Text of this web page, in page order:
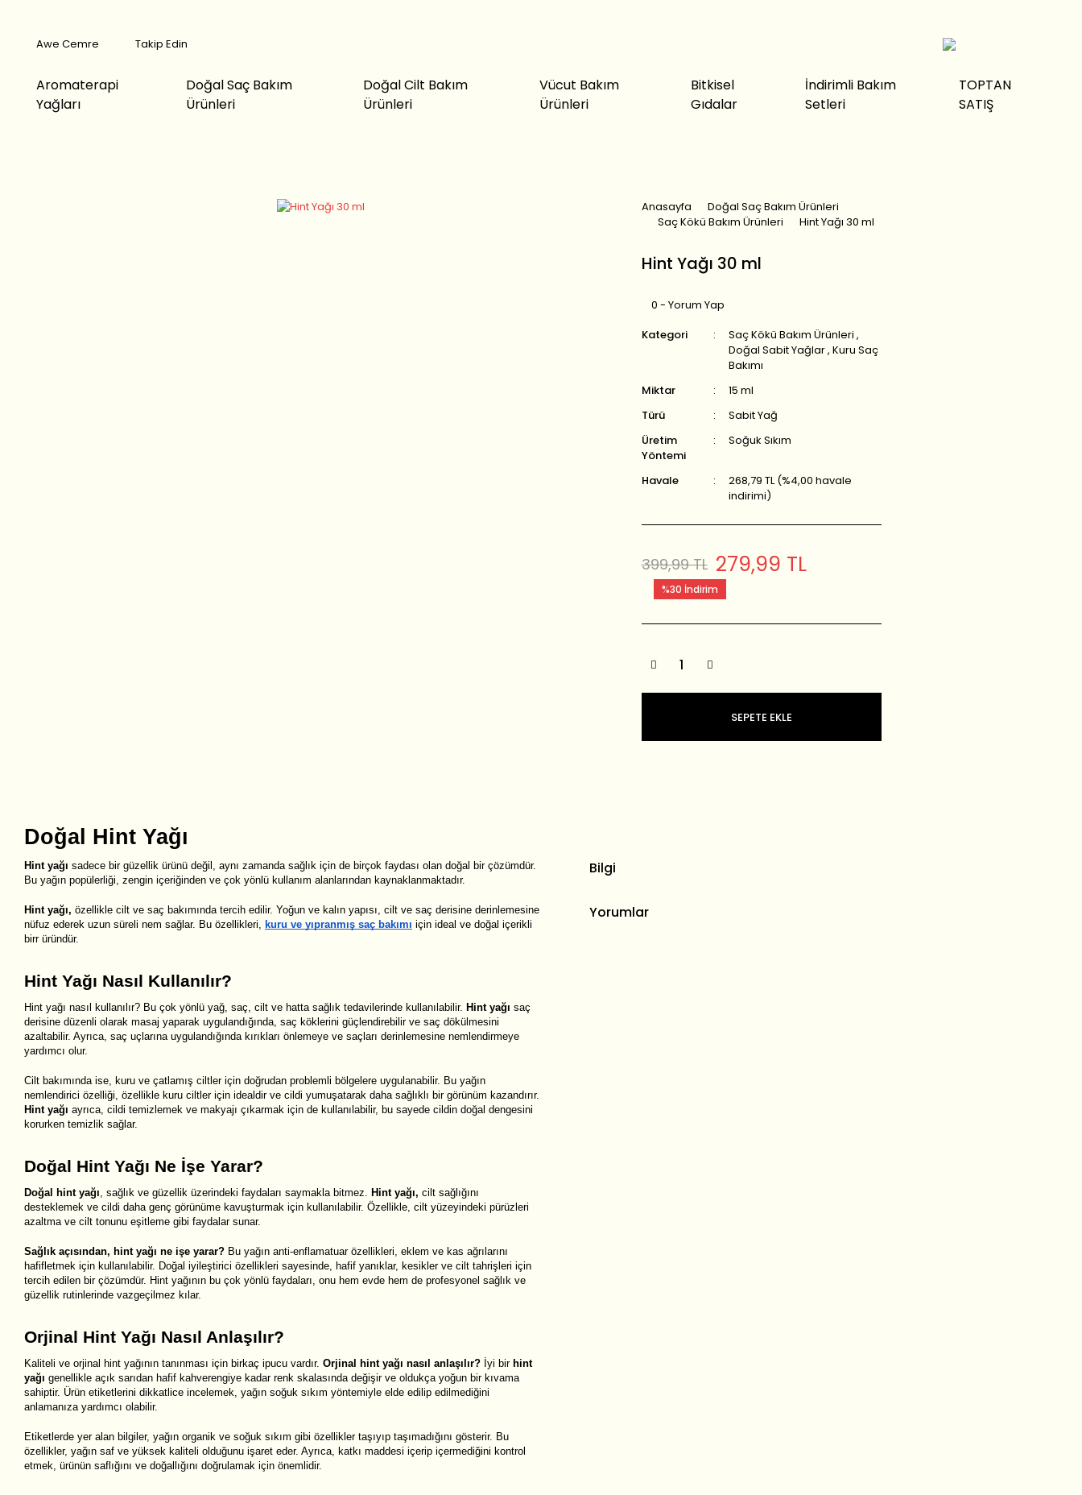
Awe Cemre Takip Edin
Aromaterapi
Yağları
Doğal Saç Bakım
Ürünleri
Doğal Cilt Bakım
Ürünleri
Vücut Bakım
Ürünleri
Bitkisel
Gıdalar
İndirimli Bakım
Setleri
TOPTAN
SATIŞ
Anasayfa
Doğal Saç Bakım Ürünleri
Saç Kökü Bakım Ürünleri
Hint Yağı 30 ml
Hint Yağı 30 ml
0 - Yorum Yap
Kategori
Saç Kökü Bakım Ürünleri ,
Doğal Sabit Yağlar,Kuru Saç
Bakımı
Miktar
15 ml
Türü
Sabit Yağ
Üretim
Yöntemi
Soğuk Sıkım
Havale
268,79 TL (%4,00 havale
indirimi)
399,99 TL 279,99 TL
%30 İndirim
SEPETE EKLE
Doğal Hint Yağı
Hint yağı sadece bir güzellik ürünü değil, aynı zamanda sağlık için de birçok faydası olan doğal bir çözümdür.
Bu yağın popülerliği, zengin içeriğinden ve çok yönlü kullanım alanlarından kaynaklanmaktadır.
Hint yağı, özellikle cilt ve saç bakımında tercih edilir. Yoğun ve kalın yapısı, cilt ve saç derisine derinlemesine
nüfuz ederek uzun süreli nem sağlar. Bu özellikleri,
kuru ve yıpranmış saç bakımı için ideal ve doğal içerikli
birr üründür.
Hint Yağı Nasıl Kullanılır?
Hint yağı nasıl kullanılır? Bu çok yönlü yağ, saç, cilt ve hatta sağlık tedavilerinde kullanılabilir. Hint yağı saç
derisine düzenli olarak masaj yaparak uygulandığında, saç köklerini güçlendirebilir ve saç dökülmesini
azaltabilir. Ayrıca, saç uçlarına uygulandığında kırıkları önlemeye ve saçları derinlemesine nemlendirmeye
yardımcı olur.
Cilt bakımında ise, kuru ve çatlamış ciltler için doğrudan problemli bölgelere uygulanabilir. Bu yağın
nemlendirici özelliği, özellikle kuru ciltler için idealdir ve cildi yumuşatarak daha sağlıklı bir görünüm kazandırır.
Hint yağı ayrıca, cildi temizlemek ve makyajı çıkarmak için de kullanılabilir, bu sayede cildin doğal dengesini
korurken temizlik sağlar.
Doğal Hint Yağı Ne İşe Yarar?
Doğal hint yağı , sağlık ve güzellik üzerindeki faydaları saymakla bitmez. Hint yağı, cilt sağlığını
desteklemek ve cildi daha genç görünüme kavuşturmak için kullanılabilir. Özellikle, cilt yüzeyindeki pürüzleri
azaltma ve cilt tonunu eşitleme gibi faydalar sunar.
Sağlık açısından, hint yağı ne işe yarar? Bu yağın anti-enflamatuar özellikleri, eklem ve kas ağrılarını
hafifletmek için kullanılabilir. Doğal iyileştirici özellikleri sayesinde, hafif yanıklar, kesikler ve cilt tahrişleri için
tercih edilen bir çözümdür. Hint yağının bu çok yönlü faydaları, onu hem evde hem de profesyonel sağlık ve
güzellik rutinlerinde vazgeçilmez kılar.
Orjinal Hint Yağı Nasıl Anlaşılır?
Kaliteli ve orjinal hint yağının tanınması için birkaç ipucu vardır. Orjinal hint yağı nasıl anlaşılır? İyi bir hint
yağı genellikle açık sarıdan hafif kahverengiye kadar renk skalasında değişir ve oldukça yoğun bir kıvama
sahiptir. Ürün etiketlerini dikkatlice incelemek, yağın soğuk sıkım yöntemiyle elde edilip edilmediğini
anlamanıza yardımcı olabilir.
Etiketlerde yer alan bilgiler, yağın organik ve soğuk sıkım gibi özellikler taşıyıp taşımadığını gösterir. Bu
özellikler, yağın saf ve yüksek kaliteli olduğunu işaret eder. Ayrıca, katkı maddesi içerip içermediğini kontrol
etmek, ürünün saflığını ve doğallığını doğrulamak için önemlidir.
Bilgi
Yorumlar